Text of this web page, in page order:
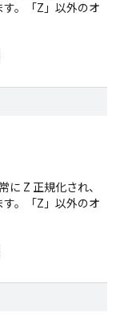
。「Z」以外のオ
に Z 正規化され、
。「Z」以外のオ